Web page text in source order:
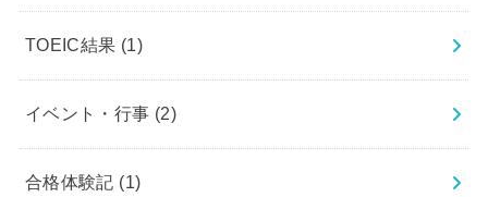
TOEIC結果 (1)
イベント・行事 (2)
合格体験記 (1)